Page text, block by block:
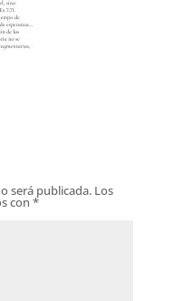
será publicada. Los
con *